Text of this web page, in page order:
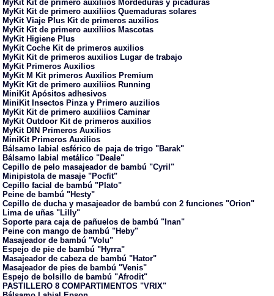
MyKit Kit de primero auxiliios Mordeduras y picaduras
MyKit Kit de primero auxiliios Quemaduras solares
MyKit Viaje Plus Kit de primeros auxilios
MyKit Kit de primero auxiliios Mascotas
MyKit Higiene Plus
MyKit Coche Kit de primeros auxilios
MyKit Kit de primeros auxilios Lugar de trabajo
MyKit Primeros Auxilios
MyKit M Kit primeros Auxilios Premium
MyKit Kit de primero auxiliios Running
MiniKit Apósitos adhesivos
MiniKit Insectos Pinza y Primero auzilios
MyKit Kit de primero auxiliios Caminar
MyKit Outdoor Kit de primeros auxilios
MyKit DIN Primeros Auxilios
MiniKit Primeros Auxilios
Bálsamo labial esférico de paja de trigo "Barak"
Bálsamo labial metálico "Deale"
Cepillo de pelo masajeador de bambú "Cyril"
Minipistola de masaje "Pocfit"
Cepillo facial de bambú "Plato"
Peine de bambú "Hesty"
Cepillo de ducha y masajeador de bambú con 2 funciones "Orion"
Lima de uñas "Lilly"
Soporte para caja de pañuelos de bambú "Inan"
Peine con mango de bambú "Heby"
Masajeador de bambú "Volu"
Espejo de pie de bambú "Hyrra"
Masajeador de cabeza de bambú "Hator"
Masajeador de pies de bambú "Venis"
Espejo de bolsillo de bambú "Afrodit"
PASTILLERO 8 COMPARTIMENTOS "VRIX"